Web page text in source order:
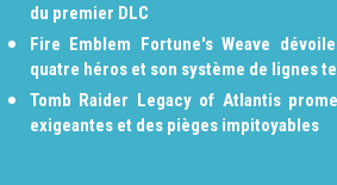
du premier DLC
Fire Emblem Fortune's Weave
quatre héros et son système de lignes
Tomb Raider Legacy of Atlantis
exigeantes et des pièges impitoyables